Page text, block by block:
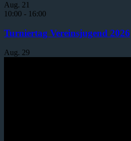
Aug. 21
10:00 - 16:00
Turniertag Vereinsjugend 2026
Aug. 29